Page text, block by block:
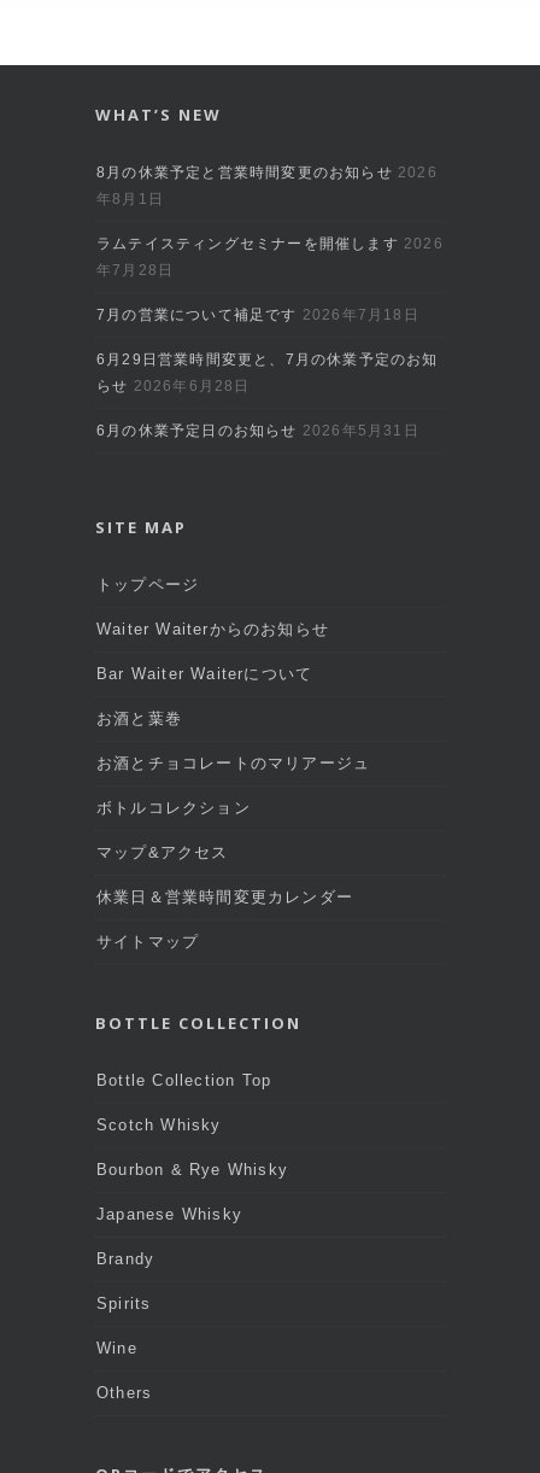
WHAT’S NEW
8月の休業予定と営業時間変更のお知らせ 2026
年8月1日
ラムテイスティングセミナーを開催します 2026
年7月28日
7月の営業について補足です 2026年7月18日
6月29日営業時間変更と、7月の休業予定のお知
らせ 2026年6月28日
6月の休業予定日のお知らせ 2026年5月31日
SITE MAP
トップページ
Waiter Waiterからのお知らせ
Bar Waiter Waiterについて
お酒と葉巻
お酒とチョコレートのマリアージュ
ボトルコレクション
マップ&アクセス
休業日＆営業時間変更カレンダー
サイトマップ
BOTTLE COLLECTION
Bottle Collection Top
Scotch Whisky
Bourbon & Rye Whisky
Japanese Whisky
Brandy
Spirits
Wine
Others